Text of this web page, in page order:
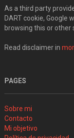
As a third party
DART cookie, Google
browsing this or other
Read disclaimer in
PAGES
Sobre mi
Contacto
Mi objetivo